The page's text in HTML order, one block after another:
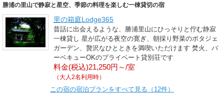
勝浦の里山で静寂と星空、季節の料理を楽しむ一棟貸切の宿
里の箱庭Lodge365
昔話に出会えるような、勝浦里山にひっそりと佇む静寂
一棟貸し 星が広がる夜空の寛ぎ、朝採り野菜のポタジェ
ガーデン、贅沢なひとときを満喫いただけます 焚火、バ
ーベキューOKのプライベート貸別荘です
料金(税込)21,250円～/室
（大人2名利用時）
この宿の宿泊プランをすべて見る（12件）